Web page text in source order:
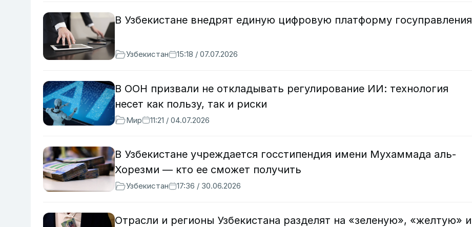
В Узбекистане внедрят единую цифровую платформу госуправления
Узбекистан 15:18 / 07.07.2026
В ООН призвали не откладывать регулирование ИИ: технология
несет как пользу, так и риски
Мир 11:21 / 04.07.2026
В Узбекистане учреждается госстипендия имени Мухаммада аль-
Хорезми — кто ее сможет получить
Узбекистан 17:36 / 30.06.2026
Отрасли и регионы Узбекистана разделят на «зеленую», «желтую» и